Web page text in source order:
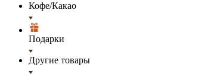
Кофе/Какао
Подарки
Другие товары